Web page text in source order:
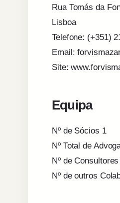
Rua Tomás da
Lisboa
Telefone: (+351)
Email:
Site:
Equipa
Nº de Sócios 1
Nº Total de
Nº de
Nº de outros